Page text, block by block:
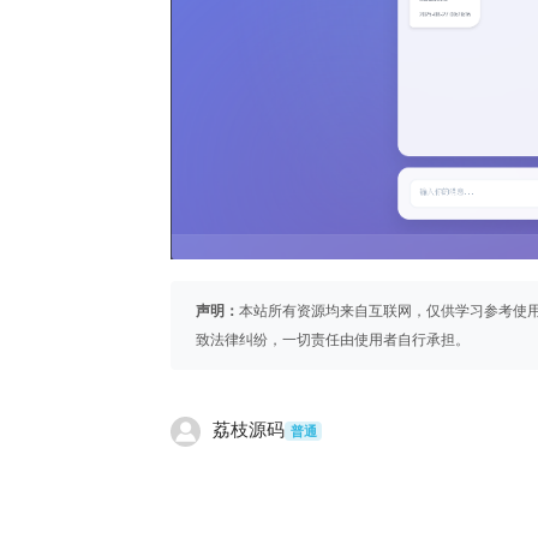
声明： 本站所有资源均来自互联网，仅供学习参考使
致法律纠纷，一切责任由使用者自行承担。
荔枝源码 普通